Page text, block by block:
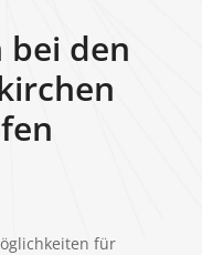
bei den
für